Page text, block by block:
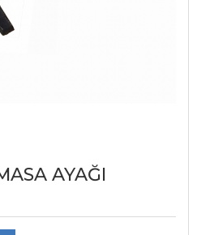
AYAĞI